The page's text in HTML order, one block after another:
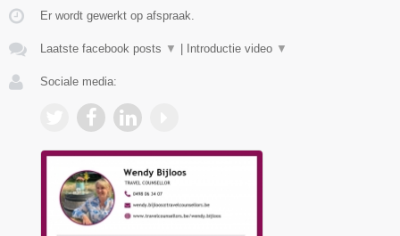
Er wordt gewerkt op afspraak.
Laatste facebook posts ▼ Introductie video ▼
Sociale media: